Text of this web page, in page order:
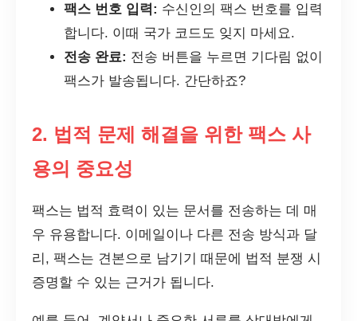
팩스 번호 입력: 수신인의 팩스 번호를 입력
합니다. 이때 국가 코드도 잊지 마세요.
전송 완료: 전송 버튼을 누르면 기다림 없이
팩스가 발송됩니다. 간단하죠?
2. 법적 문제 해결을 위한 팩스 사
용의 중요성
팩스는 법적 효력이 있는 문서를 전송하는 데 매
우 유용합니다. 이메일이나 다른 전송 방식과 달
리, 팩스는 견본으로 남기기 때문에 법적 분쟁 시
증명할 수 있는 근거가 됩니다.